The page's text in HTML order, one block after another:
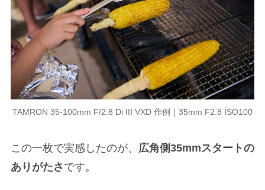
TAMRON 35-100mm F/2.8 Di III VXD 作例｜35mm F2.8 ISO100
この一枚で実感したのが、 広角側35mmスタートの
ありがたさ です。